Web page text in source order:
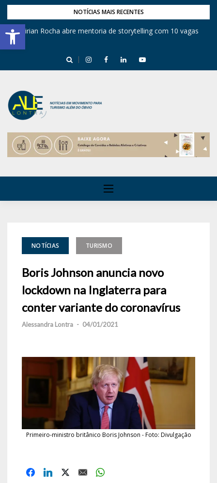
Barra de Ferramentas Aberta
NOTÍCIAS MAIS RECENTES
Mirian Rocha abre mentoria de storytelling com 10 vagas
NOTÍCIAS TURISMO
Boris Johnson anuncia novo
lockdown na Inglaterra para
conter variante do coronavírus
Alessandra Lontra - 04/01/2021
Primeiro-ministro britânico Boris Johnson - Foto: Divulgação